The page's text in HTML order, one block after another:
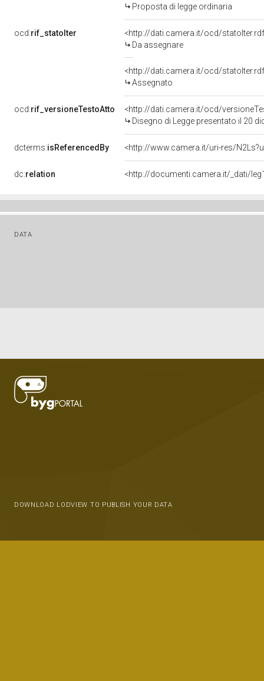
Proposta di legge ordinaria
ocd:rif_statoIter
<http://dati.camera.it/ocd/
Da assegnare
<http://dati.camera.it/ocd/
Assegnato
ocd:rif_versioneTestoAtto
<http://dati.camera.it/ocd/
Disegno di Legge presentato il 20
dcterms:isReferencedBy <http://www.camera.it/uri-res/
dc:relation <http://documenti.camera.it/_dati/
DATA
DOWNLOAD LODVIEW TO PUBLISH YOUR DATA